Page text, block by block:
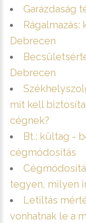
Garázdaság
Rágalmazás:
Debrecen
Debrecen
mit kell
cégnek?
Bt.: kültag -
cégmódosítás
tegyen, milyen
Letiltás
vonhatnak le a